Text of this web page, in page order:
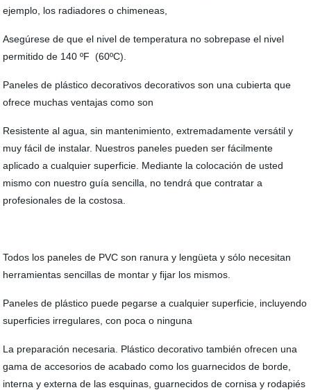
ejemplo, los radiadores o chimeneas,
Asegúrese de que el nivel de temperatura no sobrepase el nivel
permitido de 140 ºF (60ºC).
Paneles de plástico decorativos decorativos son una cubierta que
ofrece muchas ventajas como son
Resistente al agua, sin mantenimiento, extremadamente versátil y
muy fácil de instalar. Nuestros paneles pueden ser fácilmente
aplicado a cualquier superficie. Mediante la colocación de usted
mismo con nuestro guía sencilla, no tendrá que contratar a
profesionales de la costosa.
Todos los paneles de PVC son ranura y lengüeta y sólo necesitan
herramientas sencillas de montar y fijar los mismos.
Paneles de plástico puede pegarse a cualquier superficie, incluyendo
superficies irregulares, con poca o ninguna
La preparación necesaria. Plástico decorativo también ofrecen una
gama de accesorios de acabado como los guarnecidos de borde,
interna y externa de las esquinas, guarnecidos de cornisa y rodapiés